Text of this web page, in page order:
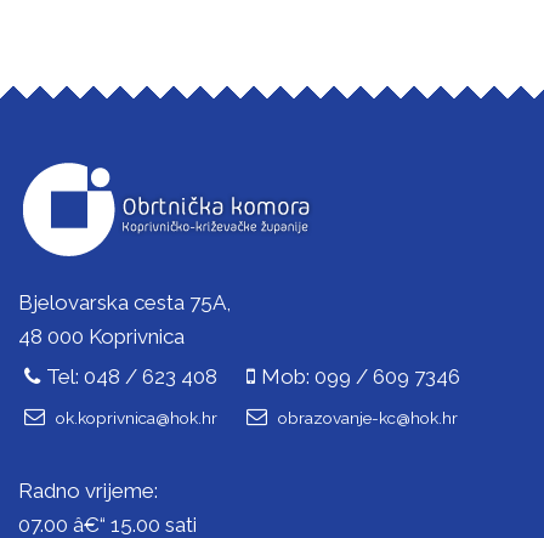
Bjelovarska cesta 75A,
48 000 Koprivnica
Tel: 048 / 623 408
Mob: 099 / 609 7346
ok.koprivnica@hok.hr obrazovanje-kc@hok.hr
Radno vrijeme:
07.00 â€“ 15.00 sati